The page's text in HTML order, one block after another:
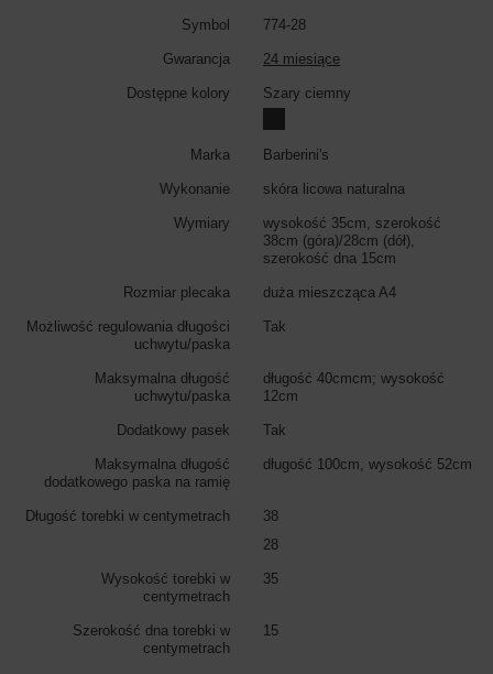
Symbol 774-28
Gwarancja 24 miesiące
Dostępne kolory Szary ciemny
Marka Barberini's
Wykonanie skóra licowa naturalna
Wymiary
wysokość 35cm, szerokość
38cm (góra)/28cm (dół),
szerokość dna 15cm
Rozmiar plecaka duża mieszcząca A4
Możliwość regulowania długości
uchwytu/paska
Tak
Maksymalna długość
uchwytu/paska
długość 40cmcm; wysokość
12cm
Dodatkowy pasek Tak
Maksymalna długość
dodatkowego paska na ramię
długość 100cm, wysokość 52cm
Długość torebki w centymetrach
38
28
Wysokość torebki w
centymetrach
35
Szerokość dna torebki w
centymetrach
15